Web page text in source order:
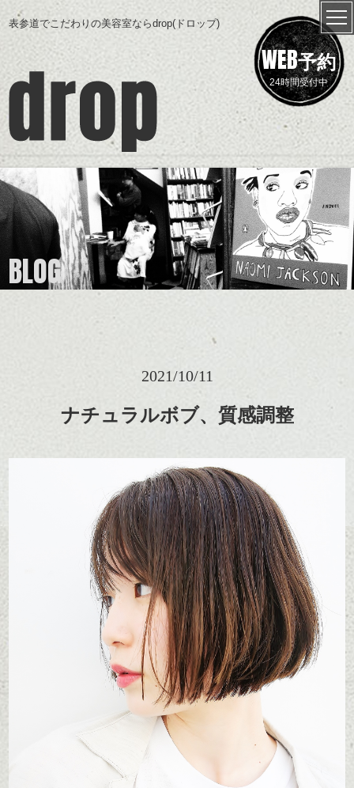
表参道でこだわりの美容室ならdrop(ドロップ)
WEB予約
24時間受付中
BLOG
2021/10/11
ナチュラルボブ、質感調整